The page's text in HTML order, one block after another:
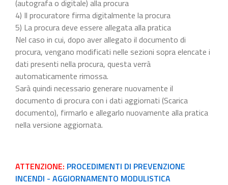
(autografa o digitale) alla procura
4) Il procuratore firma digitalmente la procura
5) La procura deve essere allegata alla pratica
Nel caso in cui, dopo aver allegato il documento di
procura, vengano modificati nelle sezioni sopra elencate i
dati presenti nella procura, questa verrà
automaticamente rimossa.
Sarà quindi necessario generare nuovamente il
documento di procura con i dati aggiornati (Scarica
documento), firmarlo e allegarlo nuovamente alla pratica
nella versione aggiornata.
ATTENZIONE: PROCEDIMENTI DI PREVENZIONE
INCENDI - AGGIORNAMENTO MODULISTICA